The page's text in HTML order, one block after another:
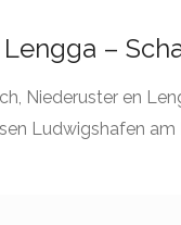
–
Niederuster en
Ludwigshafen